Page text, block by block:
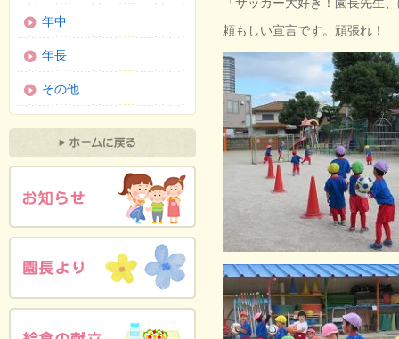
「サッカー大好き！園長先生
頼もしい宣言です。頑張れ！
年中
年長
その他